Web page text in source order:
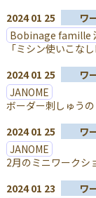
2024 01 25
ワ
Bobinage famille
「ミシン使いこな
2024 01 25
ワ
JANOME
ボーダー刺しゅう
2024 01 25
ワ
JANOME
2月のミニワークシ
2024 01 23
ワ